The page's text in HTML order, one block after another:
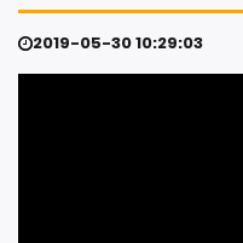
2019-05-30 10:29:03